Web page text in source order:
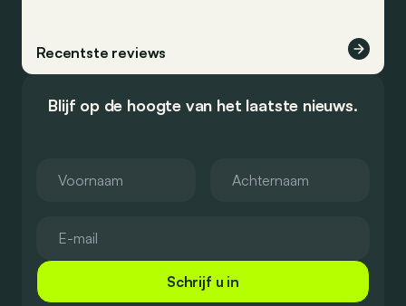
Recentste reviews
Blijf op de hoogte van het laatste nieuws.
Schrijf u in